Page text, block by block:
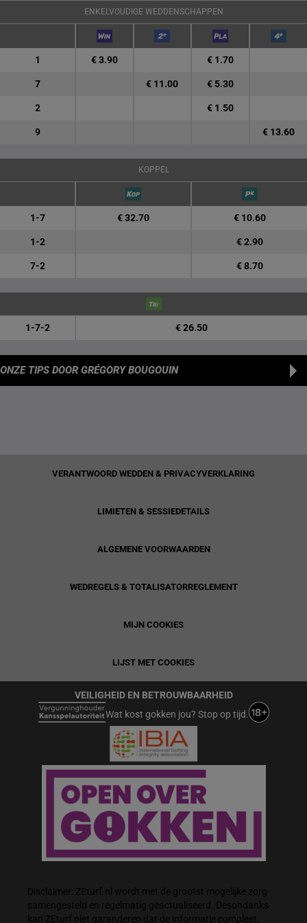
ENKELVOUDIGE WEDDENSCHAPPEN
1 € 3.90 € 1.70
7 € 11.00 € 5.30
2 € 1.50
9 € 13.60
KOPPEL
1-7 € 32.70 € 10.60
1-2 € 2.90
7-2 € 8.70
1-7-2 € 26.50
ONZE TIPS DOOR GRÉGORY BOUGOUIN
VERANTWOORD WEDDEN & PRIVACYVERKLARING
LIMIETEN & SESSIEDETAILS
ALGEMENE VOORWAARDEN
WEDREGELS & TOTALISATORREGLEMENT
MIJN COOKIES
LIJST MET COOKIES
VEILIGHEID EN BETROUWBAARHEID
Wat kost gokken jou? Stop op tijd.
Disclaimer: ZEturf.nl wordt met de grootst mogelijke zorg
samengesteld en regelmatig geactualiseerd. Desondanks
kan ZEturf niet garanderen dat de informatie compleet,